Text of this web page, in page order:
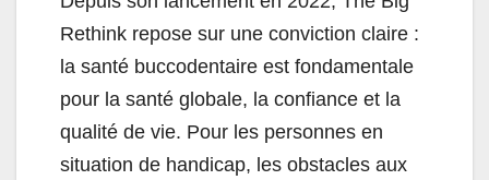
Rethink repose sur une conviction claire :
la santé buccodentaire est fondamentale
pour la santé globale, la confiance et la
qualité de vie. Pour les personnes en
situation de handicap, les obstacles aux